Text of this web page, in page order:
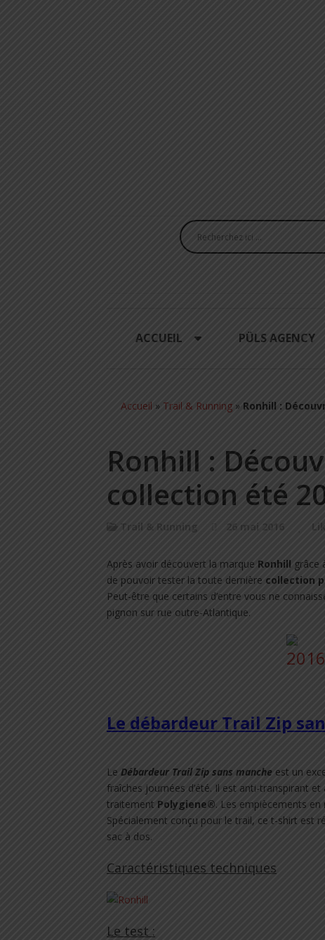
ACCUEIL PÜLS AGENCY
Accueil » Trail & Running » Ronhill :
Ronhill :
collection été
Trail & Running 26 mai 2016
Après avoir découvert la marque Ronhill grâce
de pouvoir tester la toute dernière collection
Peut-être que certains d’entre vous ne
pignon sur rue outre-Atlantique.
Le débardeur Trail Zip
Le Débardeur Trail Zip sans manche est un
fraîches journées d’été. Il est anti-transpirant
traitement Polygiene®. Les empiècements
Spécialement conçu pour le trail, ce t-shirt est
sac à dos.
Caractéristiques techniques
Le test :